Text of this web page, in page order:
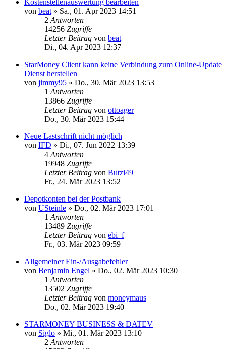
von beat » Sa., 01. Apr 2023 14:51
2 Antworten
14256 Zugriffe
Letzter Beitrag von beat
Di., 04. Apr 2023 12:37
StarMoney Client kann keine Verbindung zum Online-Update
Dienst herstellen
von jimmy95 » Do., 30. Mär 2023 13:53
1 Antworten
13866 Zugriffe
Letzter Beitrag von ottoager
Do., 30. Mär 2023 15:44
Neue Lastschrift nicht möglich
von IFD » Di., 07. Jun 2022 13:39
4 Antworten
19948 Zugriffe
Letzter Beitrag von Butzi49
Fr., 24. Mär 2023 13:52
Depotkonten bei der Postbank
von USteinle » Do., 02. Mär 2023 17:01
1 Antworten
13489 Zugriffe
Letzter Beitrag von ebi_f
Fr., 03. Mär 2023 09:59
Allgemeiner Ein-/Ausgabefehler
von Benjamin Engel » Do., 02. Mär 2023 10:30
1 Antworten
13502 Zugriffe
Letzter Beitrag von moneymaus
Do., 02. Mär 2023 19:40
STARMONEY BUSINESS & DATEV
von Siglo » Mi., 01. Mär 2023 13:10
2 Antworten